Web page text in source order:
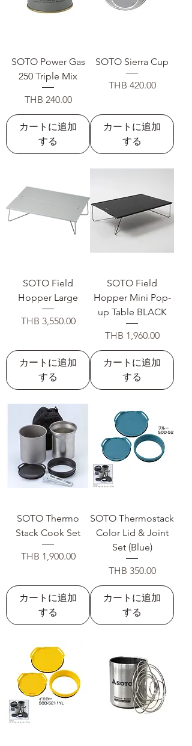
SOTO Power Gas
250 Triple Mix
価格
THB 240.00
カートに追加
する
SOTO Sierra Cup
価格
THB 420.00
カートに追加
する
SOTO Field
Hopper Large
価格
THB 3,550.00
カートに追加
する
SOTO Field
Hopper Mini Pop-
up Table BLACK
価格
THB 1,960.00
カートに追加
する
SOTO Thermo
Stack Cook Set
価格
THB 1,900.00
カートに追加
する
SOTO Thermostack
Color Lid & Joint
Set (Blue)
価格
THB 350.00
カートに追加
する